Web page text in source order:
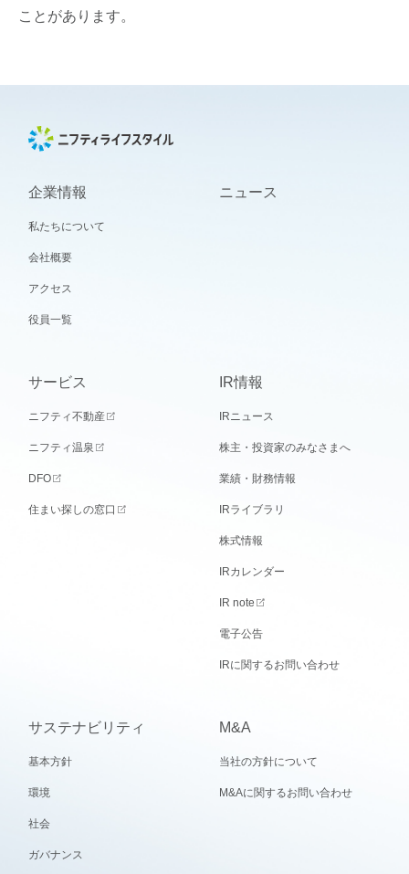
ことがあります。
企業情報
私たちについて
会社概要
アクセス
役員一覧
ニュース
サービス
ニフティ不動産
ニフティ温泉
DFO
住まい探しの窓口
IR情報
IRニュース
株主・投資家のみなさまへ
業績・財務情報
IRライブラリ
株式情報
IRカレンダー
IR note
電子公告
IRに関するお問い合わせ
サステナビリティ
基本方針
環境
社会
ガバナンス
M&A
当社の方針について
M&Aに関するお問い合わせ